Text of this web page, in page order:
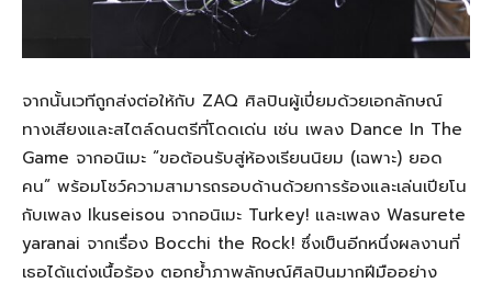
จากนั้นเวทีถูกส่งต่อให้กับ ZAQ ศิลปินผู้เปี่ยมด้วยเอกลักษณ์
ทางเสียงและสไตล์ดนตรีที่โดดเด่น เช่น เพลง Dance In The
Game จากอนิเมะ “ขอต้อนรับสู่ห้องเรียนนิยม (เฉพาะ) ยอด
คน” พร้อมโชว์ความสามารถรอบด้านด้วยการร้องและเล่นเปียโน
กับเพลง Ikuseisou จากอนิเมะ Turkey! และเพลง Wasurete
yaranai จากเรื่อง Bocchi the Rock! ซึ่งเป็นอีกหนึ่งผลงานที่
เธอได้แต่งเนื้อร้อง ตอกย้ำภาพลักษณ์ศิลปินมากฝีมืออย่าง